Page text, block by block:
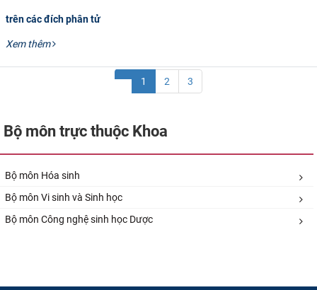
trên các đích phân tử
Xem thêm
1 2 3
Bộ môn trực thuộc Khoa
Bộ môn Hóa sinh
Bộ môn Vi​ sinh và Sinh học
Bộ môn Công nghệ sinh học Dược​